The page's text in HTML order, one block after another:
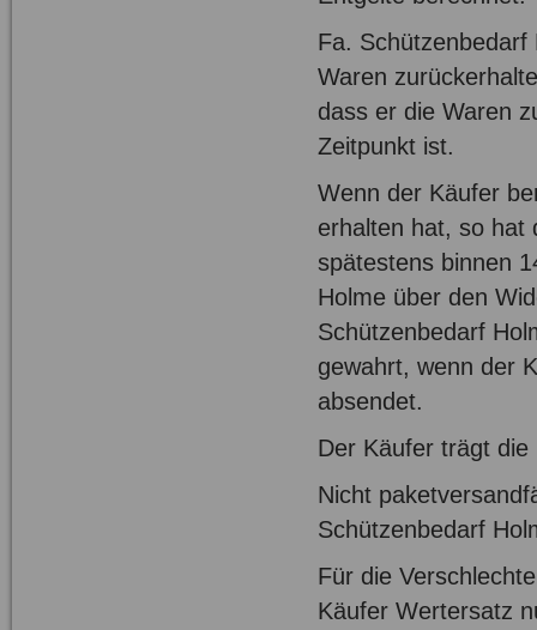
Fa. Schützenbedarf
Waren
dass er die Waren
Zeitpunkt ist.
Wenn der Käufer
erhalten hat, so hat
spätestens binnen
Holme über den
Schützenbedarf
gewahrt, wenn der
absendet.
Der Käufer trägt
Nicht
Schützenbedarf
Für die
Käufer Wertersatz